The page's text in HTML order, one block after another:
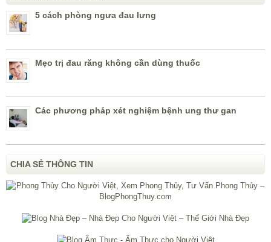
5 cách phòng ngưa đau lưng
Mẹo trị đau răng không cần dùng thuốc
Các phương pháp xét nghiệm bệnh ung thư gan
CHIA SẺ THÔNG TIN